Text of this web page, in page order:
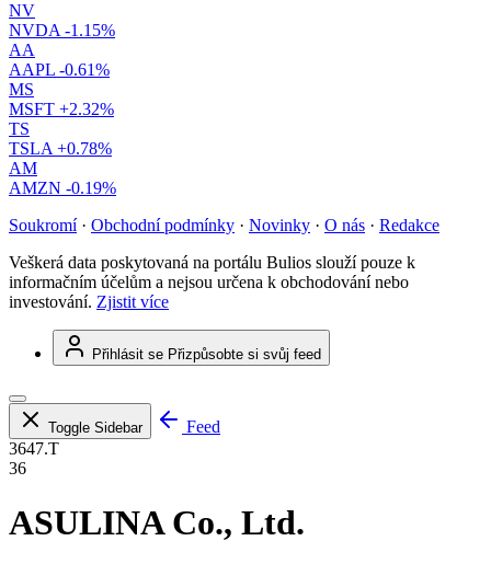
NV
NVDA -1.15%
AA
AAPL -0.61%
MS
MSFT +2.32%
TS
TSLA +0.78%
AM
AMZN -0.19%
Soukromí · Obchodní podmínky · Novinky · O nás · Redakce
Veškerá data poskytovaná na portálu Bulios slouží pouze k
informačním účelům a nejsou určena k obchodování nebo
investování. Zjistit více
Přihlásit se Přizpůsobte si svůj feed
Toggle Sidebar
Feed
3647.T
36
ASULINA Co., Ltd.